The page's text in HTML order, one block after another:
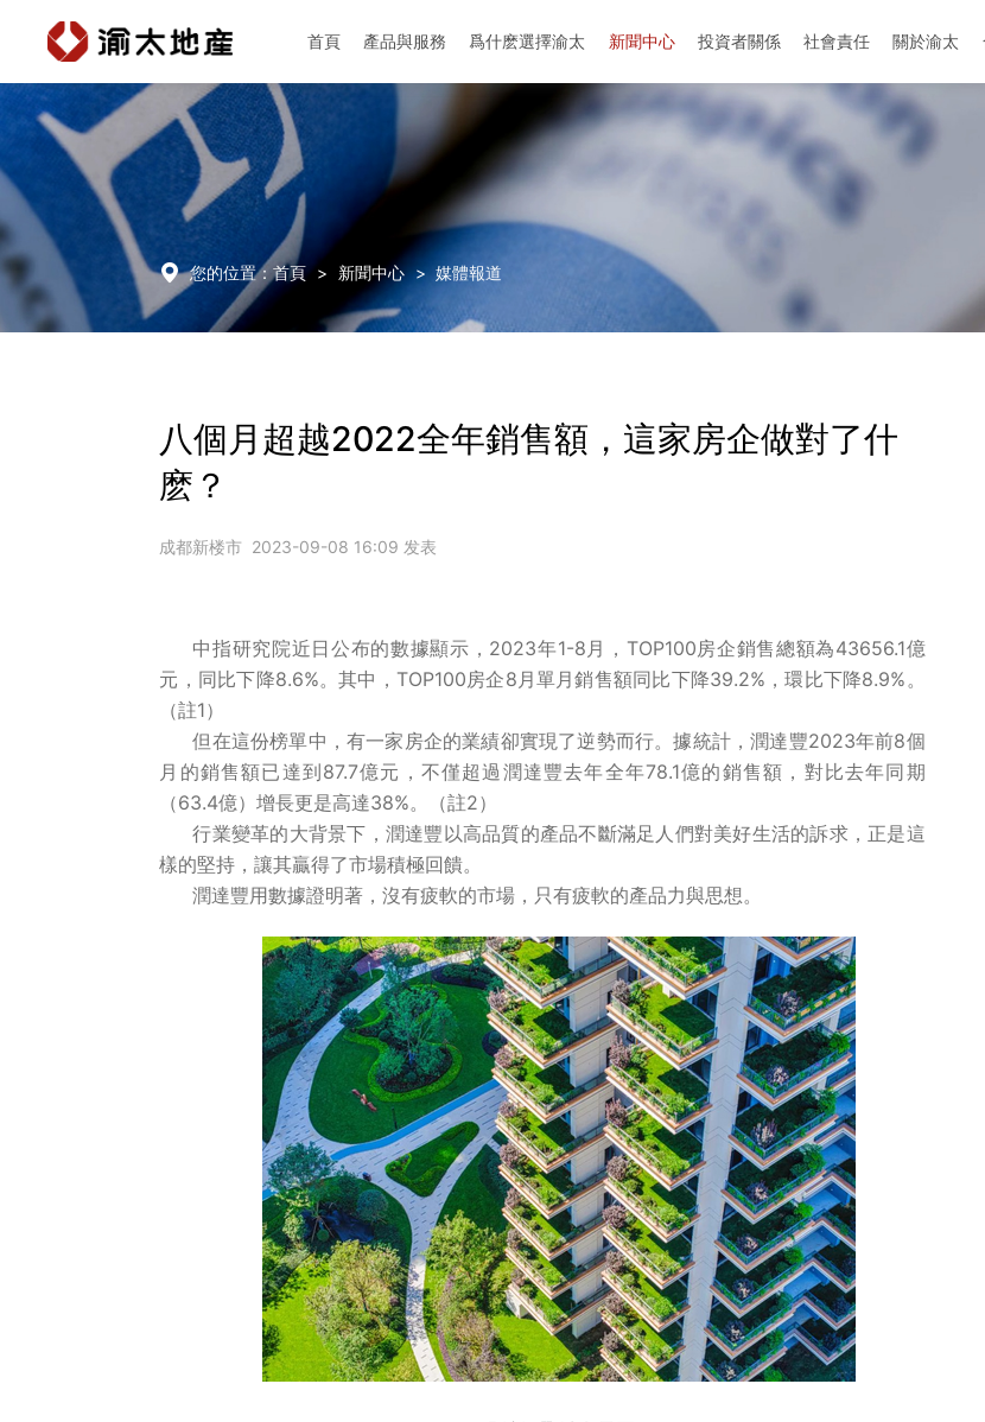
首頁 產品與服務 爲什麽選擇渝太 新聞中心 投資者關係 社會責任 關於渝太
首頁
產品與服務
爲什麽選擇渝太
投資者關係
社會責任
合作商平臺
BD合作矩陣
 您的位置：首頁 > 新聞中心 > 媒體報道
八個月超越2022全年銷售額，這家房企做對了什
麽？
成都新楼市 2023-09-08 16:09 发表
中指研究院近日公布的數據顯示，2023年1-8月，TOP100房企銷售總額為43656.1億
元，同比下降8.6%。其中，TOP100房企8月單月銷售額同比下降39.2%，環比下降8.9%。
（註1）
但在這份榜單中，有一家房企的業績卻實現了逆勢而行。據統計，潤達豐2023年前8個
月的銷售額已達到87.7億元，不僅超過潤達豐去年全年78.1億的銷售額，對比去年同期
（63.4億）增長更是高達38%。（註2）
行業變革的大背景下，潤達豐以高品質的產品不斷滿足人們對美好生活的訴求，正是這
樣的堅持，讓其贏得了市場積極回饋。
潤達豐用數據證明著，沒有疲軟的市場，只有疲軟的產品力與思想。